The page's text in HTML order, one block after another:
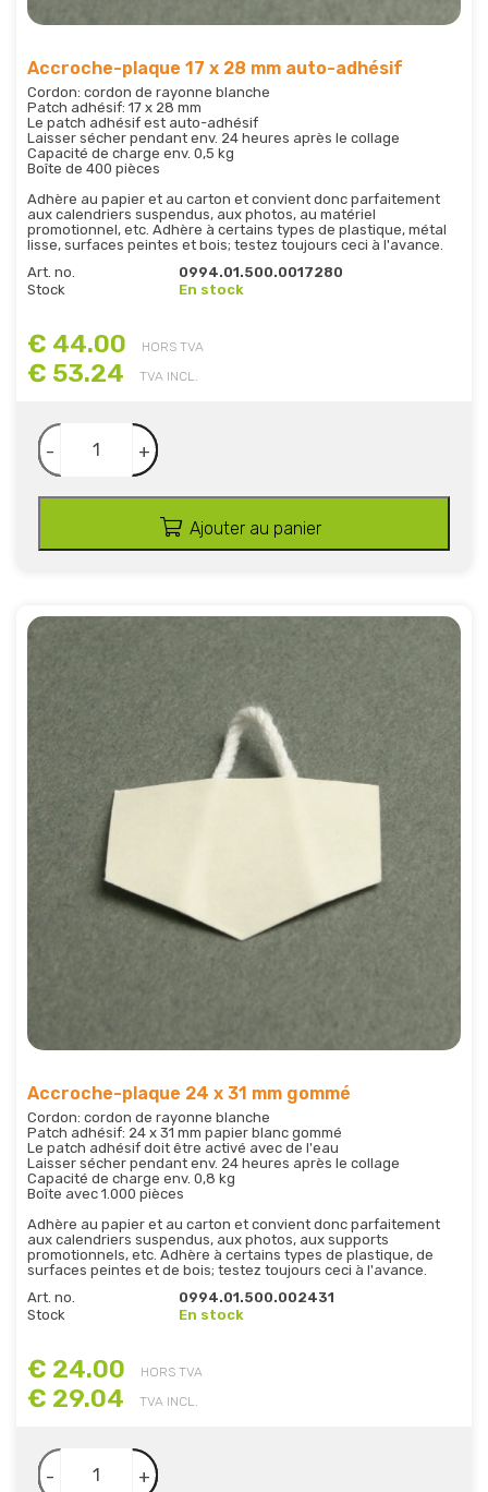
Accroche-plaque 17 x 28 mm auto-adhésif
Cordon: cordon de rayonne blanche
Patch adhésif: 17 x 28 mm
Le patch adhésif est auto-adhésif
Laisser sécher pendant env. 24 heures après le collage
Capacité de charge env. 0,5 kg
Boîte de 400 pièces
Adhère au papier et au carton et convient donc parfaitement
aux calendriers suspendus, aux photos, au matériel
promotionnel, etc. Adhère à certains types de plastique, métal
lisse, surfaces peintes et bois; testez toujours ceci à l'avance.
Art. no.
0994.01.500.0017280
Stock
En stock
€ 44.00 HORS TVA
€ 53.24 TVA INCL.
- +
Ajouter au panier
Accroche-plaque 24 x 31 mm gommé
Cordon: cordon de rayonne blanche
Patch adhésif: 24 x 31 mm papier blanc gommé
Le patch adhésif doit être activé avec de l'eau
Laisser sécher pendant env. 24 heures après le collage
Capacité de charge env. 0,8 kg
Boîte avec 1.000 pièces
Adhère au papier et au carton et convient donc parfaitement
aux calendriers suspendus, aux photos, aux supports
promotionnels, etc. Adhère à certains types de plastique, de
surfaces peintes et de bois; testez toujours ceci à l'avance.
Art. no.
0994.01.500.002431
Stock
En stock
€ 24.00 HORS TVA
€ 29.04 TVA INCL.
- +